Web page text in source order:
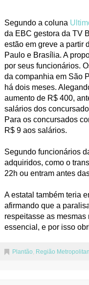
Segundo a coluna
da EBC gestora da TV
estão em greve a partir
Paulo e Brasília. A
por seus funcionários.
da companhia em São
há dois meses.
aumento de R$ 400,
salários dos
Para os concursados
R$ 9 aos salários.
Segundo funcionários
adquiridos, como o
22h ou entram antes
A estatal também teria
afirmando que a
respeitasse as
essencial, e por isso
Plantão Região